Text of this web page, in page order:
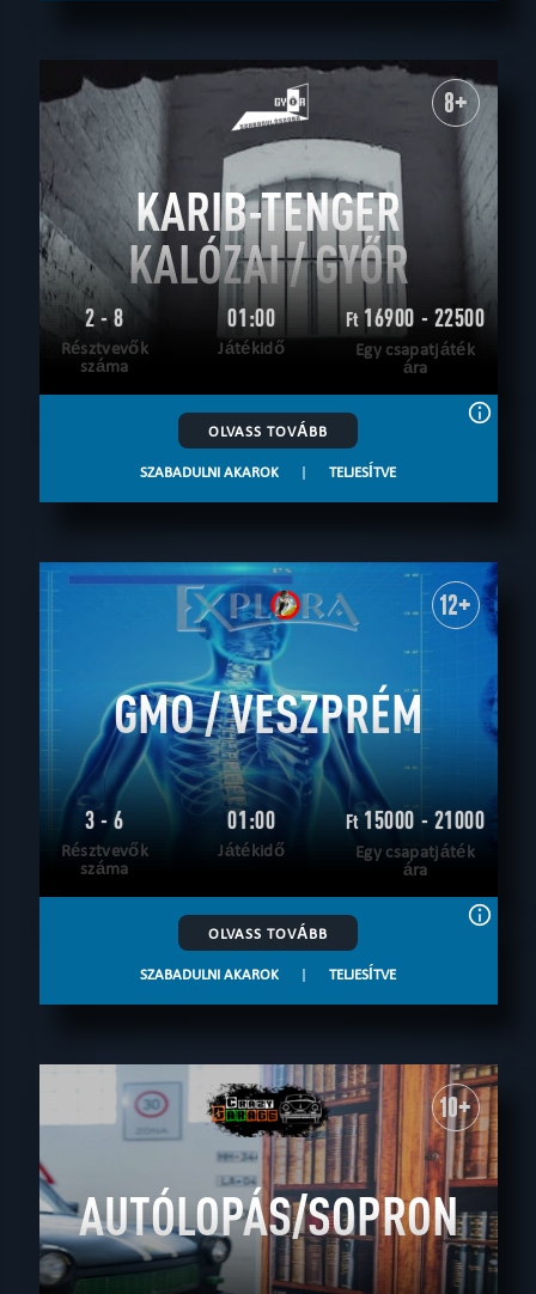
8+
KARIB-TENGER
KALÓZAI / GYŐR
2 - 8
Résztvevők
száma
01:00
Játékidő
Ft16900 - 22500
Egy csapatjáték
ára
OLVASS TOVÁBB
SZABADULNI AKAROK | TELJESÍTVE
12+
GMO / VESZPRÉM
3 - 6
Résztvevők
száma
01:00
Játékidő
Ft15000 - 21000
Egy csapatjáték
ára
OLVASS TOVÁBB
SZABADULNI AKAROK | TELJESÍTVE
10+
AUTÓLOPÁS/SOPRON